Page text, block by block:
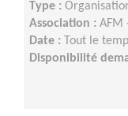
Type :
Association : AFM
Date :
Tout le
Disponibilité